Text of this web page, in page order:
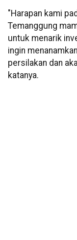
"Harapan kami
Temanggung
untuk menarik
ingin
persilakan dan
katanya.